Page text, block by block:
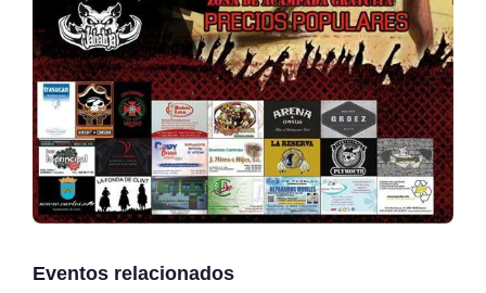
Eventos relacionados
Sarón
Noches de Conciertos en